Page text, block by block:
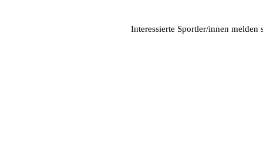
Interessierte Sportler/innen melden